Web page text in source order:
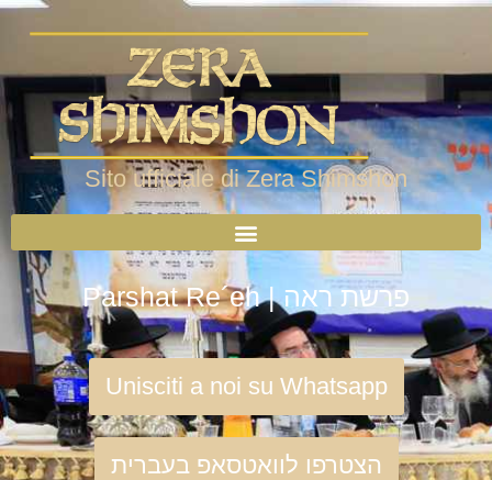
Sito ufficiale di Zera Shimshon
Parshat Re´eh | פרשת ראה
Unisciti a noi su Whatsapp
הצטרפו לוואטסאפ בעברית